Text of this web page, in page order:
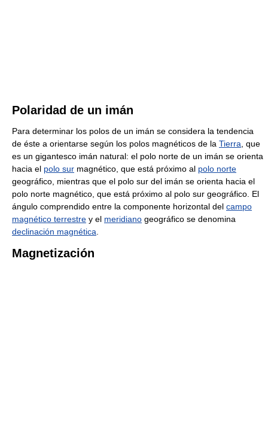
Polaridad de un imán
Para determinar los polos de un imán se considera la tendencia
de éste a orientarse según los polos magnéticos de la Tierra , que
es un gigantesco imán natural: el polo norte de un imán se orienta
hacia el polo sur magnético, que está próximo al polo norte
geográfico, mientras que el polo sur del imán se orienta hacia el
polo norte magnético, que está próximo al polo sur geográfico. El
ángulo comprendido entre la componente horizontal del campo
magnético terrestre y el meridiano geográfico se denomina
declinación magnética
Magnetización